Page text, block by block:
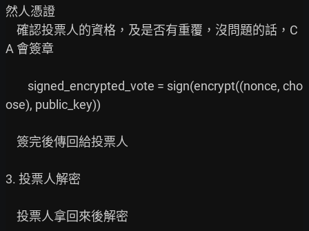
然人憑證
A 會簽章
ose), public_key))
3. 投票人解密